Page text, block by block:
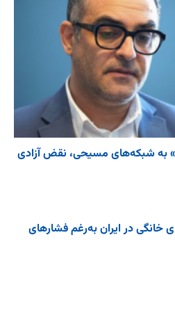
به شبکه‌های مسیحی، نقض آزادی
خانگی در ایران به‌رغم فشارهای